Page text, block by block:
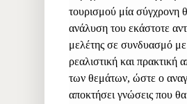
τουρισμού μία σύγχρονη
ανάλυση του εκάστοτε
μελέτης σε συνδυασμό με
ρεαλιστική και πρακτική
των θεμάτων, ώστε ο
αποκτήσει γνώσεις που